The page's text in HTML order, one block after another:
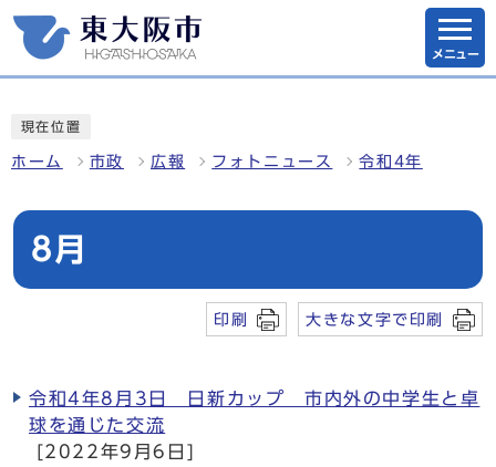
メニュー
現在位置
ホーム 市政 広報 フォトニュース 令和4年
8月
印刷 大きな文字で印刷
令和4年8月3日 日新カップ 市内外の中学生と卓
球を通じた交流
[2022年9月6日]